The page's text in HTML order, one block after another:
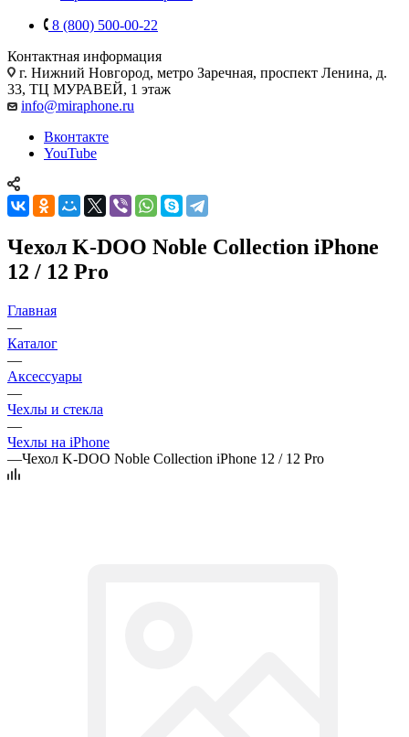
8 (800) 500-00-22
Контактная информация
г. Нижний Новгород, метро Заречная, проспект Ленина, д.
33, ТЦ МУРАВЕЙ, 1 этаж
info@miraphone.ru
Вконтакте
YouTube
Чехол K-DOO Noble Collection iPhone
12 / 12 Pro
Главная
—
Каталог
—
Аксессуары
—
Чехлы и стекла
—
Чехлы на iPhone
—Чехол K-DOO Noble Collection iPhone 12 / 12 Pro